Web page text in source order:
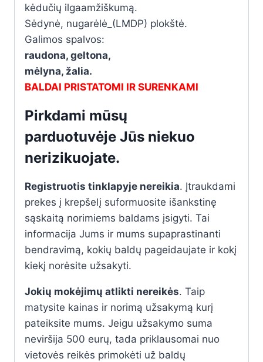
kėdučių ilgaamžiškumą.
Sėdynė, nugarėlė_(LMDP) plokštė.
Galimos spalvos:
raudona, geltona,
mėlyna, žalia.
BALDAI PRISTATOMI IR SURENKAMI
Pirkdami mūsų
parduotuvėje Jūs niekuo
nerizikuojate.
Registruotis tinklapyje nereikia. Įtraukdami
prekes į krepšelį suformuosite išankstinę
sąskaitą norimiems baldams įsigyti. Tai
informacija Jums ir mums supaprastinanti
bendravimą, kokių baldų pageidaujate ir kokį
kiekį norėsite užsakyti.
Jokių mokėjimų atlikti nereikės. Taip
matysite kainas ir norimą užsakymą kurį
pateiksite mums. Jeigu užsakymo suma
neviršija 500 eurų, tada priklausomai nuo
vietovės reikės primokėti už baldų